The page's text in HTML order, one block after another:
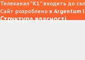
Телеканал "К1" входить до
Сайт розроблено в Argentum
Структура власності